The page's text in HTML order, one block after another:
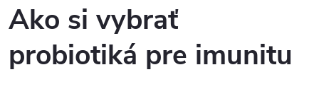
Ako si vybrať
probiotiká pre imunitu